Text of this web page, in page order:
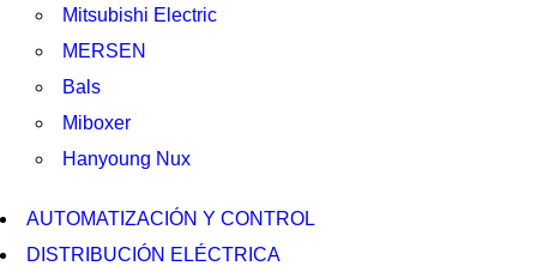
Mitsubishi Electric
MERSEN
Bals
Miboxer
Hanyoung Nux
AUTOMATIZACIÓN Y CONTROL
DISTRIBUCIÓN ELÉCTRICA